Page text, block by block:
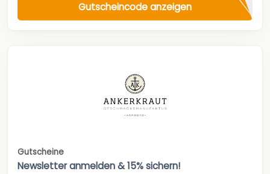
Gutscheincode anzeigen
Gutscheine
Newsletter anmelden & 15% sichern!